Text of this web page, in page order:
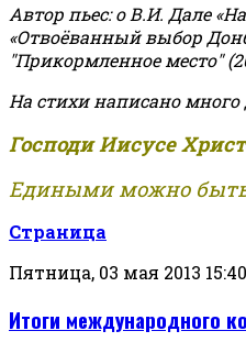
Автор пьес: о В.И. Дале
«Отвоёванный выбор
"Прикормленное место"
На стихи написано
Господи Иисусе
Едиными можно быть
Страница
Пятница, 03 мая 2013 15:40
Итоги международного